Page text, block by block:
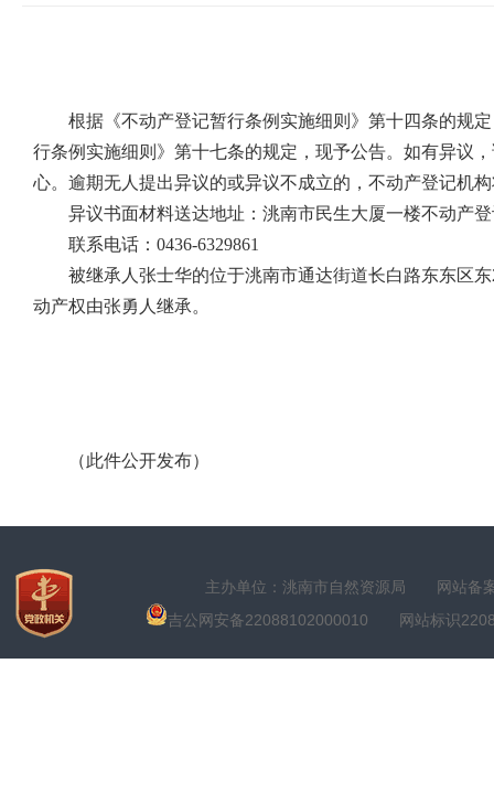
根据《不动产登记暂行条例实施细则》第十四条的规
行条例实施细则》第十七条的规定，现予公告。如有异议
心。逾期无人提出异议的或异议不成立的，不动产登记机
异议书面材料送达地址：洮南市民生大厦一楼不动产
联系电话： 0436-6329861
被继承人张士华的位于洮南市通达街道长白路东东区东
动产权由张勇人继承。
（此件公开发布）
主办单位：洮南市自然资源局
网站备
吉公网安备22088102000010 网站标识